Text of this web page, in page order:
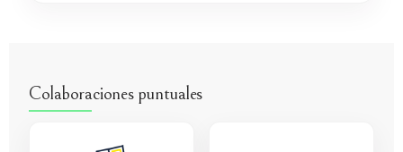
Colaboraciones puntuales